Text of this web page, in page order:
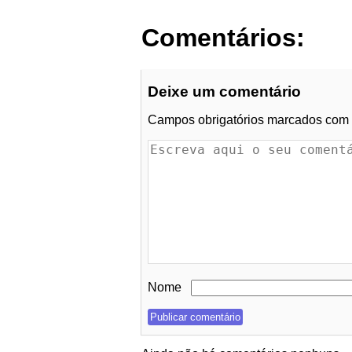
Comentários:
Deixe um comentário
Campos obrigatórios marcados com
Nome